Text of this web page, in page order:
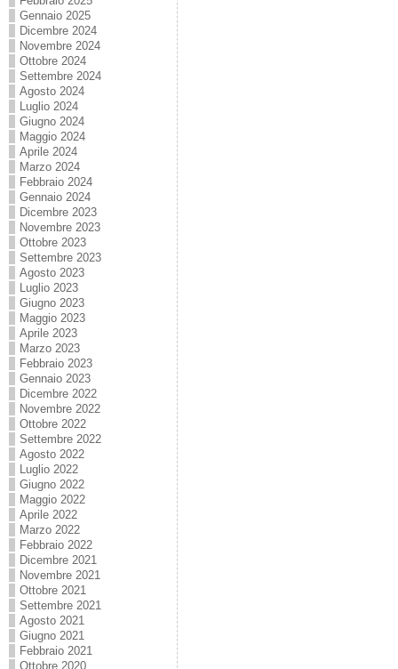
Gennaio 2025
Dicembre 2024
Novembre 2024
Ottobre 2024
Settembre 2024
Agosto 2024
Luglio 2024
Giugno 2024
Maggio 2024
Aprile 2024
Marzo 2024
Febbraio 2024
Gennaio 2024
Dicembre 2023
Novembre 2023
Ottobre 2023
Settembre 2023
Agosto 2023
Luglio 2023
Giugno 2023
Maggio 2023
Aprile 2023
Marzo 2023
Febbraio 2023
Gennaio 2023
Dicembre 2022
Novembre 2022
Ottobre 2022
Settembre 2022
Agosto 2022
Luglio 2022
Giugno 2022
Maggio 2022
Aprile 2022
Marzo 2022
Febbraio 2022
Dicembre 2021
Novembre 2021
Ottobre 2021
Settembre 2021
Agosto 2021
Giugno 2021
Febbraio 2021
Ottobre 2020